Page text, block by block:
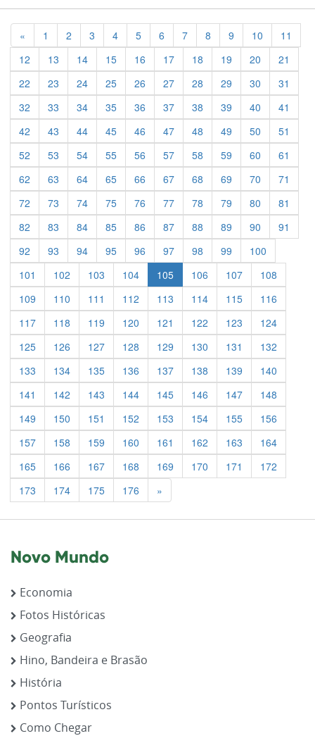
« Previous
1 2 3 4 5 6 7 8 9 10
11
12
13 14 15 16 17 18 19 20
21
22
23 24 25 26 27 28 29 30
31
32
33 34 35 36 37 38 39 40
41
42
43 44 45 46 47 48 49 50
51
52
53 54 55 56 57 58 59 60
61
62
63 64 65 66 67 68 69 70
71
72
73 74 75 76 77 78 79 80
81
82
83 84 85 86 87 88 89 90
91
92
93 94 95 96 97 98 99
100
101
102 103 104 105 106 107
108
109
110 111 112 113 114 115
116
117
118 119 120 121 122 123
124
125
126 127 128 129 130 131
132
133
134 135 136 137 138 139
140
141
142 143 144 145 146 147
148
149
150 151 152 153 154 155
156
157
158 159 160 161 162 163
164
165
166 167 168 169 170 171
172
173
174 175 176 »
Novo Mundo
Economia
Fotos Históricas
Geografia
Hino, Bandeira e Brasão
História
Pontos Turísticos
Como Chegar